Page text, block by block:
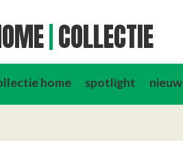
COLLECTIE
home spotlight nieuw